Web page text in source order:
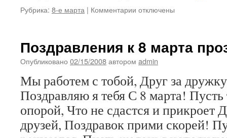
Рубрика: 8-е марта | Комментарии к
дём
8
отключены
Поздравления к 8 марта
Опубликовано 02/15/2008автором admin
Мы работем с тобой, Друг за
Поздравляю я тебя С 8 марта!
опорой, Что не сдастся и прикроет
друзей, Поздравок прими скорей!